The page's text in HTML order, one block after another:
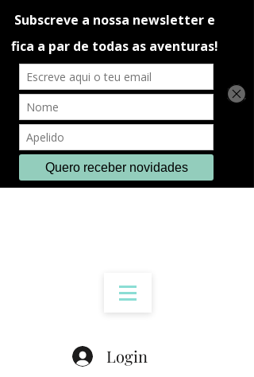
Login